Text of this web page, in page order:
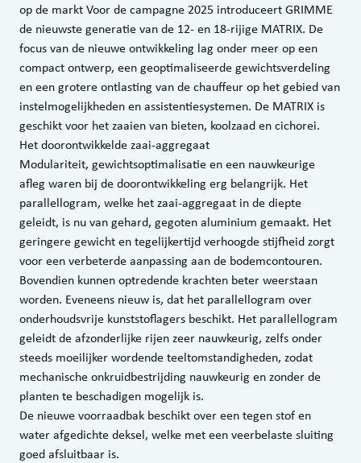
op de markt Voor de campagne 2025 introduceert GRIMME
de nieuwste generatie van de 12- en 18-rijige MATRIX. De
focus van de nieuwe ontwikkeling lag onder meer op een
compact ontwerp, een geoptimaliseerde gewichtsverdeling
en een grotere ontlasting van de chauffeur op het gebied van
instelmogelijkheden en assistentiesystemen. De MATRIX is
geschikt voor het zaaien van bieten, koolzaad en cichorei.
Het doorontwikkelde zaai-aggregaat
Modulariteit, gewichtsoptimalisatie en een nauwkeurige
afleg waren bij de doorontwikkeling erg belangrijk. Het
parallellogram, welke het zaai-aggregaat in de diepte
geleidt, is nu van gehard, gegoten aluminium gemaakt. Het
geringere gewicht en tegelijkertijd verhoogde stijfheid zorgt
voor een verbeterde aanpassing aan de bodemcontouren.
Bovendien kunnen optredende krachten beter weerstaan
worden. Eveneens nieuw is, dat het parallellogram over
onderhoudsvrije kunststoflagers beschikt. Het parallellogram
geleidt de afzonderlijke rijen zeer nauwkeurig, zelfs onder
steeds moeilijker wordende teeltomstandigheden, zodat
mechanische onkruidbestrijding nauwkeurig en zonder de
planten te beschadigen mogelijk is.
De nieuwe voorraadbak beschikt over een tegen stof en
water afgedichte deksel, welke met een veerbelaste sluiting
goed afsluitbaar is.